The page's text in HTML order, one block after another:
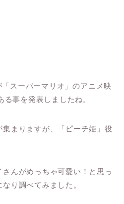
スーパーマリオ」のアニメ映
事を発表しましたね。
まりますが、「ピーチ姫」役
んがめっちゃ可愛い！と思っ
り調べてみました。